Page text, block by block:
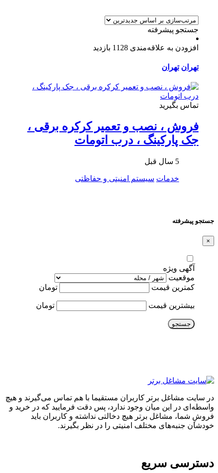
جستجو پیشرفته
افزودن به علاقه‌مندی 1128 بازدید
تهران تهران
تماس بگیرید
فروش ، نصب و تعمیر کرکره برقی ،
جک پارکینگ ، درب اتومات
5 سال قبل
خدمات سیستم امنیتی و حفاظتی
جستجو پیشرفته
×
آگهی ویژه
موقعیت
کمترین قیمت
تومان
بیشترین قیمت تومان
جستجو
در سایت مشاغل برتر کاربران مستقیما با هم تماس می‌گیرند و هیچ
واسطه‌ای در این میان وجود ندارد، پس دقت فرمایید که در خرید و
فروشِ شما، مشاغل برتر هیچ دخالتی نداشته و کاربران باید
خودشان جنبه‌های مختلف امنیتی را در نظر بگیرند.
دسترسی سریع